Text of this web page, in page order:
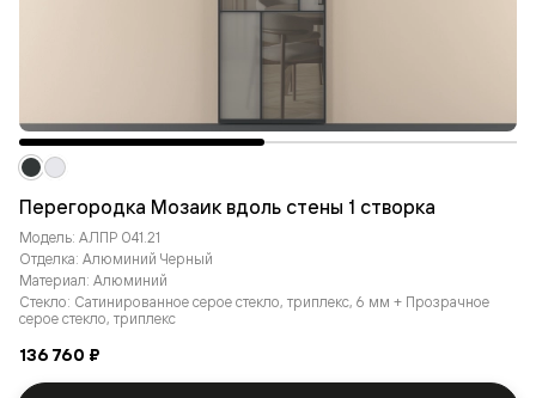
Перегородка Мозаик вдоль стены 1 створка
Модель: АЛПР 041.21
Отделка: Алюминий Черный
Материал: Алюминий
Стекло: Сатинированное серое стекло, триплекс, 6 мм + Прозрачное
серое стекло, триплекс
136 760 ₽